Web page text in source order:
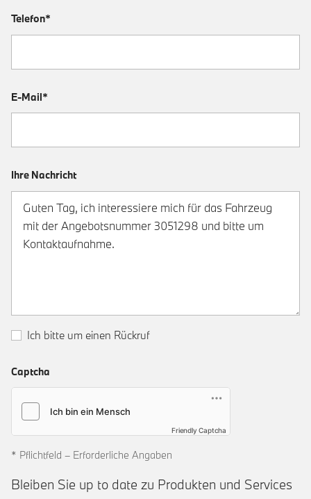
Telefon*
E-Mail*
Ihre Nachricht
Ich bitte um einen Rückruf
Captcha
Friendly Captcha
* Pflichtfeld – Erforderliche Angaben
Bleiben Sie up to date zu Produkten und Services